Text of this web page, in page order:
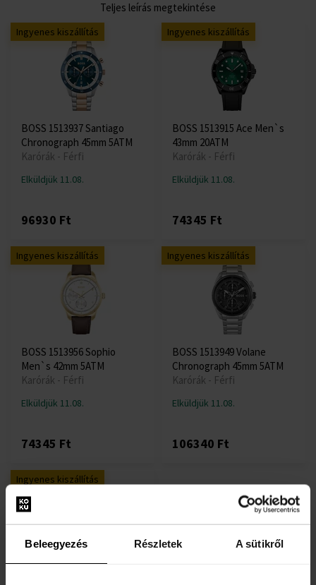
Beleegyezés Részletek A sütikről
Teljes leírás megtekintése
Ingyenes kiszállítás
BOSS 1513937 Santiago
Chronograph 45mm 5ATM
Karórák - Férfi
Elküldjük 11.08.
96930 Ft
Ingyenes kiszállítás
BOSS 1513915 Ace Men`s
43mm 20ATM
Karórák - Férfi
Elküldjük 11.08.
74345 Ft
Ingyenes kiszállítás
BOSS 1513956 Sophio
Men`s 42mm 5ATM
Karórák - Férfi
Elküldjük 11.08.
74345 Ft
Ingyenes kiszállítás
BOSS 1513949 Volane
Chronograph 45mm 5ATM
Karórák - Férfi
Elküldjük 11.08.
106340 Ft
Ingyenes kiszállítás